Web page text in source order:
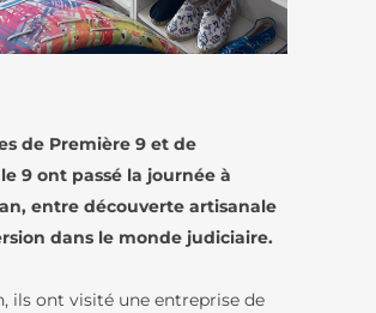
de Première 9 et de
9 ont passé la journée à
entre découverte artisanale
dans le monde judiciaire.
ils ont visité une entreprise de